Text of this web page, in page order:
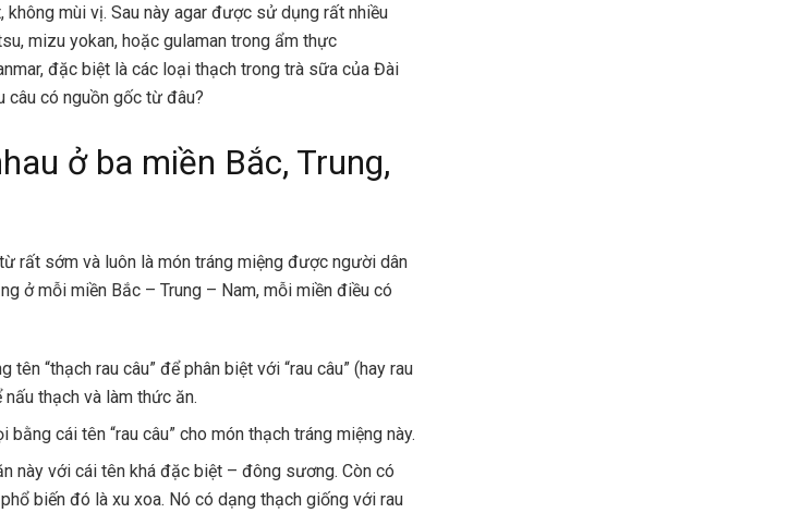
mùi vị. Sau này agar được sử dụng rất nhiều
mizu yokan, hoặc gulaman trong ẩm thực
đặc biệt là các loại thạch trong trà sữa của Đài
câu có nguồn gốc từ đâu?
ở ba miền Bắc, Trung,
rất sớm và luôn là món tráng miệng được người dân
ở mỗi miền Bắc – Trung – Nam, mỗi miền điều có
“thạch rau câu” để phân biệt với “rau câu” (hay rau
thạch và làm thức ăn.
cái tên “rau câu” cho món thạch tráng miệng này.
này với cái tên khá đặc biệt – đông sương. Còn có
biến đó là xu xoa. Nó có dạng thạch giống với rau